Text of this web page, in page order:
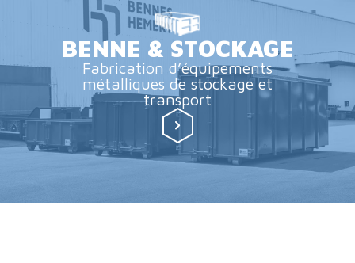
BENNE & STOCKAGE
Fabrication d’équipements
métalliques de stockage et
transport